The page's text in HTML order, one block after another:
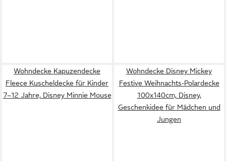
Wohndecke Kapuzendecke
Fleece Kuscheldecke für Kinder
7–12 Jahre, Disney Minnie Mouse
Wohndecke Disney Mickey
Festive Weihnachts-Polardecke
100x140cm, Disney,
Geschenkidee für Mädchen und
Jungen